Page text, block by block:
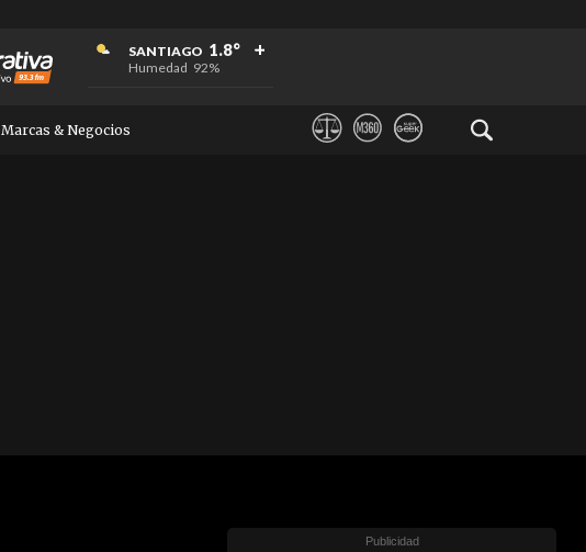
SANTIAGO 1.8°
Humedad 92%
+
+
+
Marcas & Negocios